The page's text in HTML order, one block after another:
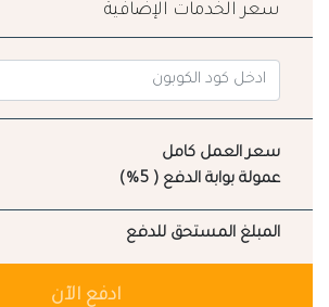
سعر الخدمات الإضافية
سعر العمل كامل
عمولة بوابة الدفع ( 5%)
المبلغ المستحق للدفع
ادفع الآن